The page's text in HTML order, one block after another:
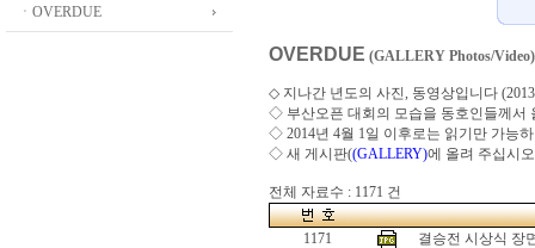
ㆍOVERDUE
OVERDUE (GALLERY Photos/Video)
◇ 지나간 년도의 사진, 동영상입니다
◇ 부산오픈 대회의 모습을 동호인들께서
◇ 2014년 4월 1일 이후로는 읽기만 가능
◇ 새 게시판((GALLERY)에 올려 주십시오
전체 자료수 : 1171 건
1171
결승전 시상식 장